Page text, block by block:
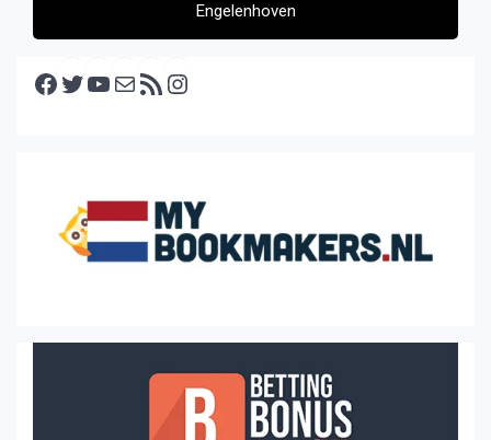
Engelenhoven
Facebook Twitter YouTube E-mail RSS feed